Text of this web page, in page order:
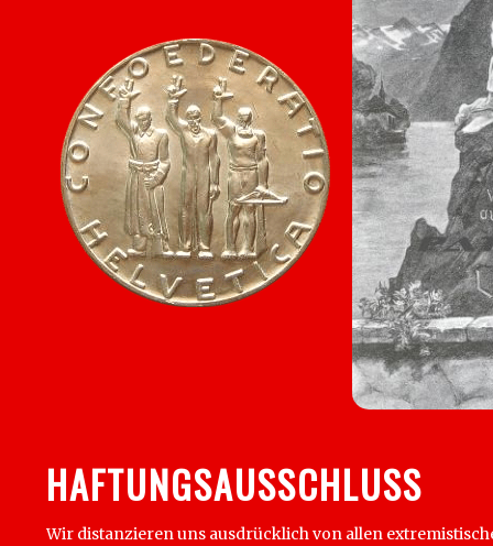
HAFTUNGSAUSSCHLUSS
Wir distanzieren uns ausdrücklich von allen